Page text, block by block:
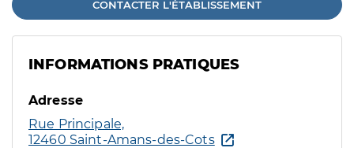
CONTACTER L'ÉTABLISSEMENT
INFORMATIONS PRATIQUES
Adresse
Rue Principale,
12460 Saint-Amans-des-Cots